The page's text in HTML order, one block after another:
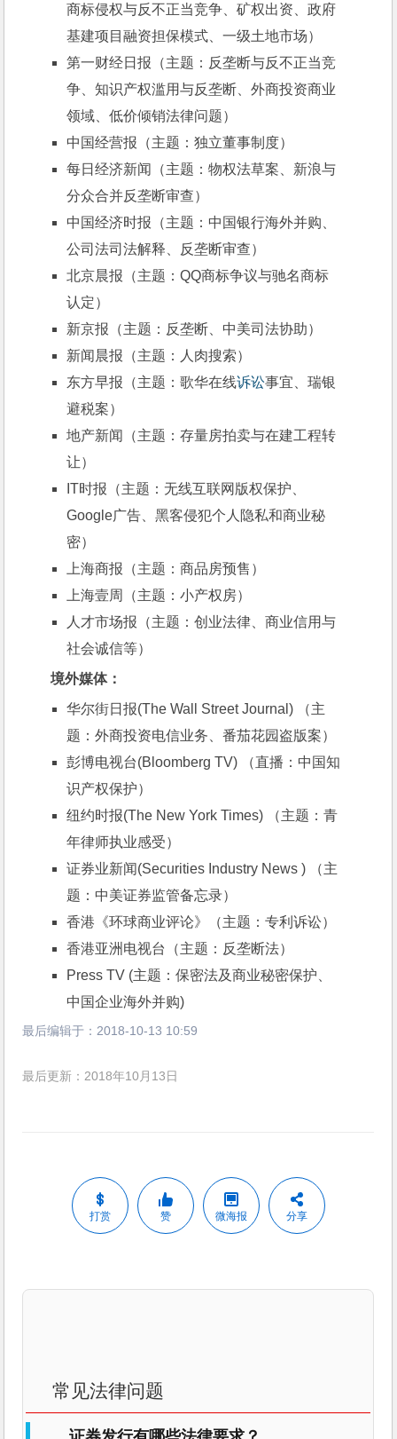
商标侵权与反不正当竞争、矿权出资、政府
基建项目融资担保模式、一级土地市场）
第一财经日报（主题：反垄断与反不正当竞
争、知识产权滥用与反垄断、外商投资商业
领域、低价倾销法律问题）
中国经营报（主题：独立董事制度）
每日经济新闻（主题：物权法草案、新浪与
分众合并反垄断审查）
中国经济时报（主题：中国银行海外并购、
公司法司法解释、反垄断审查）
北京晨报（主题：QQ商标争议与驰名商标
认定）
新京报（主题：反垄断、中美司法协助）
新闻晨报（主题：人肉搜索）
东方早报（主题：歌华在线诉讼事宜、瑞银
避税案）
地产新闻（主题：存量房拍卖与在建工程转
让）
IT时报（主题：无线互联网版权保护、
Google广告、黑客侵犯个人隐私和商业秘
密）
上海商报（主题：商品房预售）
上海壹周（主题：小产权房）
人才市场报（主题：创业法律、商业信用与
社会诚信等）
境外媒体：
华尔街日报(The Wall Street Journal) （主
题：外商投资电信业务、番茄花园盗版案）
彭博电视台(Bloomberg TV) （直播：中国知
识产权保护）
纽约时报(The New York Times) （主题：青
年律师执业感受）
证券业新闻(Securities Industry News ) （主
题：中美证券监管备忘录）
香港《环球商业评论》（主题：专利诉讼）
香港亚洲电视台（主题：反垄断法）
Press TV (主题：保密法及商业秘密保护、
中国企业海外并购)
最后编辑于： 2018-10-13 10:59
最后更新：2018年10月13日
打赏 赞 微海报 分享
常见法律问题